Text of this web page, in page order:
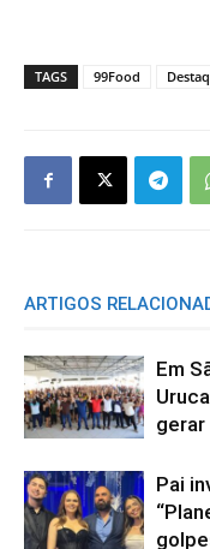
TAGS 99Food
ARTIGOS
Em
gerar
Pai